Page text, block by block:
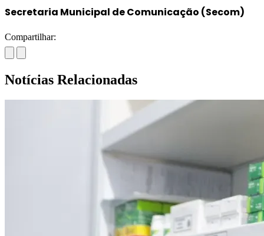
Secretaria Municipal de Comunicação (Secom)
Compartilhar:
Notícias Relacionadas